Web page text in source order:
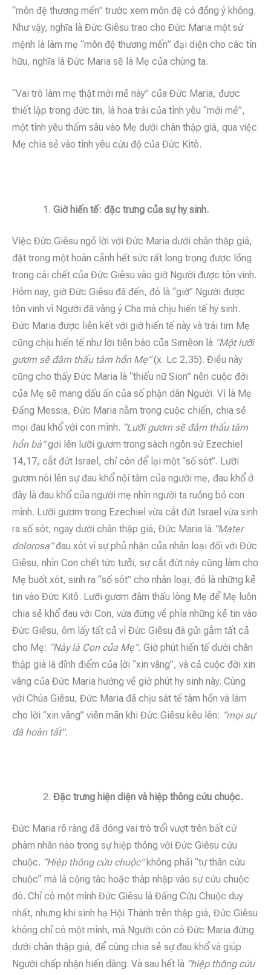
“môn đệ thương mến” trước xem môn đệ có đồng ý không.
Như vậy, nghĩa là Đức Giêsu trao cho Đức Maria một sứ
mệnh là làm mẹ “môn đệ thương mến” đại diện cho các tín
hữu, nghĩa là Đức Maria sẽ là Mẹ của chúng ta.
“Vai trò làm mẹ thật mới mẻ này” của Đức Maria, được
thiết lập trong đức tin, là hoa trái của tình yêu “mới mẻ”,
một tình yêu thấm sâu vào Mẹ dưới chân thập giá, qua việc
Mẹ chia sẻ vào tình yêu cứu độ của Đức Kitô.
Giờ hiến tế: đặc trưng của sự hy sinh.
Việc Đức Giêsu ngỏ lời với Đức Maria dưới chân thập giá,
đặt trong một hoàn cảnh hết sức rất long trọng được lồng
trong cái chết của Đức Giêsu vào giờ Người được tôn vinh.
Hôm nay, giờ Đức Giêsu đã đến, đó là “giờ” Người được
tôn vinh vì Người đã vâng ý Cha mà chịu hiến tế hy sinh.
Đức Maria được liên kết với giờ hiến tế này và trái tim Mẹ
cũng chịu hiến tế như lời tiên báo của Simêon là “Một lưỡi
gươm sẽ đâm thấu tâm hồn Mẹ”(x. Lc 2,35). Điều này
cũng cho thấy Đức Maria là “thiếu nữ Sion” nên cuộc đời
của Mẹ sẽ mang dấu ấn của số phận dân Người. Vì là Mẹ
Đấng Messia, Đức Maria nằm trong cuộc chiến, chia sẻ
mọi đau khổ với con mình. “Lưỡi gươm sẽ đâm thấu tâm
hồn bà”gợi lên lưỡi gươm trong sách ngôn sứ Ezechiel
14,17, cắt đứt Israel, chỉ còn để lại một “số sót”. Lưỡi
gươm nói lên sự đau khổ nội tâm của người mẹ, đau khổ ở
đây là đau khổ của người mẹ nhìn người ta ruồng bỏ con
mình. Lưỡi gươm trong Ezechiel vừa cắt đứt Israel vừa sinh
ra số sót; ngay dưới chân thập giá, Đức Maria là “Mater
dolorosa”đau xót vì sự phủ nhận của nhân loại đối với Đức
Giêsu, nhìn Con chết tức tưởi, sự cắt đứt này cũng làm cho
Mẹ buốt xót, sinh ra “số sót” cho nhân loại, đó là những kẻ
tin vào Đức Kitô. Lưỡi gươm đâm thấu lòng Mẹ để Mẹ luôn
chia sẻ khổ đau với Con, vừa đứng về phía những kẻ tin vào
Đức Giêsu, ôm lấy tất cả vì Đức Giêsu đã gửi gắm tất cả
cho Mẹ: “Này là Con của Mẹ”. Giờ phút hiến tế dưới chân
thập giá là đỉnh điểm của lời “xin vâng”, và cả cuộc đời xin
vâng của Đức Maria hướng về giờ phút hy sinh này. Cùng
với Chúa Giêsu, Đức Maria đã chịu sát tế tâm hồn và làm
cho lời “xin vâng” viên mãn khi Đức Giêsu kêu lên: “mọi sự
đã hoàn tất”.
Đặc trưng hiện diện và hiệp thông cứu chuộc.
Đức Maria rõ ràng đã đóng vai trò trổi vượt trên bất cứ
phàm nhân nào trong sự hiệp thông với Đức Giêsu cứu
chuộc. “Hiệp thông cứu chuộc”không phải “tự thân cứu
chuộc” mà là cộng tác hoặc tháp nhập vào sự cứu chuộc
đó. Chỉ có một mình Đức Giêsu là Đấng Cứu Chuộc duy
nhất, nhưng khi sinh hạ Hội Thánh trên thập giá, Đức Giêsu
không chỉ có một mình, mà Người còn có Đức Maria đứng
dưới chân thập giá, để cùng chia sẻ sự đau khổ và giúp
Người chấp nhận hiến dâng. Và sau hết là “hiệp thông cứu